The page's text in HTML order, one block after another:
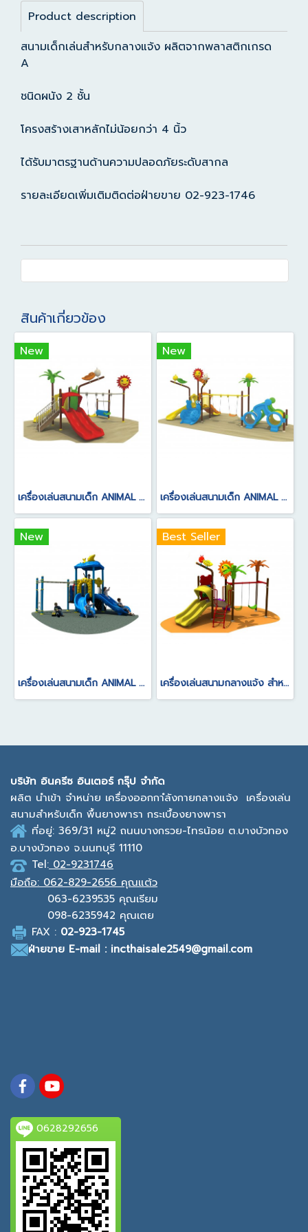
Product description
สนามเด็กเล่นสำหรับกลางแจ้ง ผลิตจากพลาสติกเกรด
A
ชนิดผนัง 2 ชั้น
โครงสร้างเสาหลักไม่น้อยกว่า 4 นิ้ว
ได้รับมาตรฐานด้านความปลอดภัยระดับสากล
รายละเอียดเพิ่มเติมติดต่อฝ่ายขาย 02-923-1746
สินค้าเกี่ยวข้อง
New
เครื่องเล่นสนามเด็ก ANIMAL SERIES
New
เครื่องเล่นสนามเด็ก ANIMAL SERIES
New
เครื่องเล่นสนามเด็ก ANIMAL SERIES
Best Seller
เครื่องเล่นสนามกลางแจ้ง สำหรับเด็ก อายุการใช้งาน 5-10 ปี
บริษัท อินครีซ อินเตอร์ กรุ๊ป จำกัด
ผลิต นำเข้า จำหน่าย เครื่องออกกาํลังกายกลางแจ้ง เครื่องเล่น
สนามสำหรับเด็ก พื้นยางพารา กระเบื้องยางพารา
ที่อยู่: 369/31 หมู่2 ถนนบางกรวย-ไทรน้อย ต.บางบัวทอง
อ.บางบัวทอง จ.นนทบุรี 11110
Tel: 02-9231746
มือถือ: 062-829-2656 คุณแต้ว
063-6239535 คุณเรียม
098-6235942 คุณเตย
FAX : 02-923-1745
ฝ่ายขาย E-mail : incthaisale2549@gmail.com
0628292656